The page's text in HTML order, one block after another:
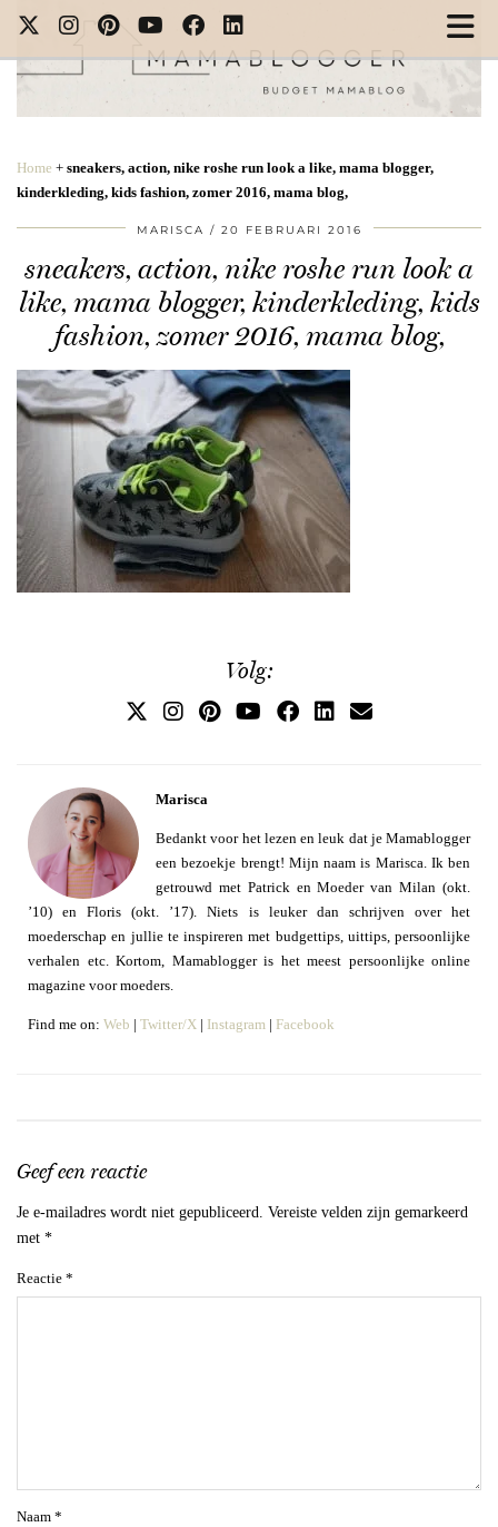
Home + sneakers, action, nike roshe run look a like, mama blogger,
kinderkleding, kids fashion, zomer 2016, mama blog,
MARISCA 20 FEBRUARI 2016
sneakers, action, nike roshe run look a
like, mama blogger, kinderkleding, kids
fashion, zomer 2016, mama blog,
Volg:
Marisca
Bedankt voor het lezen en leuk dat je Mamablogger
een bezoekje brengt! Mijn naam is Marisca. Ik ben
getrouwd met Patrick en Moeder van Milan (okt.
’10) en Floris (okt. ’17). Niets is leuker dan schrijven over het
moederschap en jullie te inspireren met budgettips, uittips, persoonlijke
verhalen etc. Kortom, Mamablogger is het meest persoonlijke online
magazine voor moeders.
Find me on: Web | Twitter/X | Instagram | Facebook
Geef een reactie
Je e-mailadres wordt niet gepubliceerd. Vereiste velden zijn gemarkeerd
met *
Reactie *
Naam *